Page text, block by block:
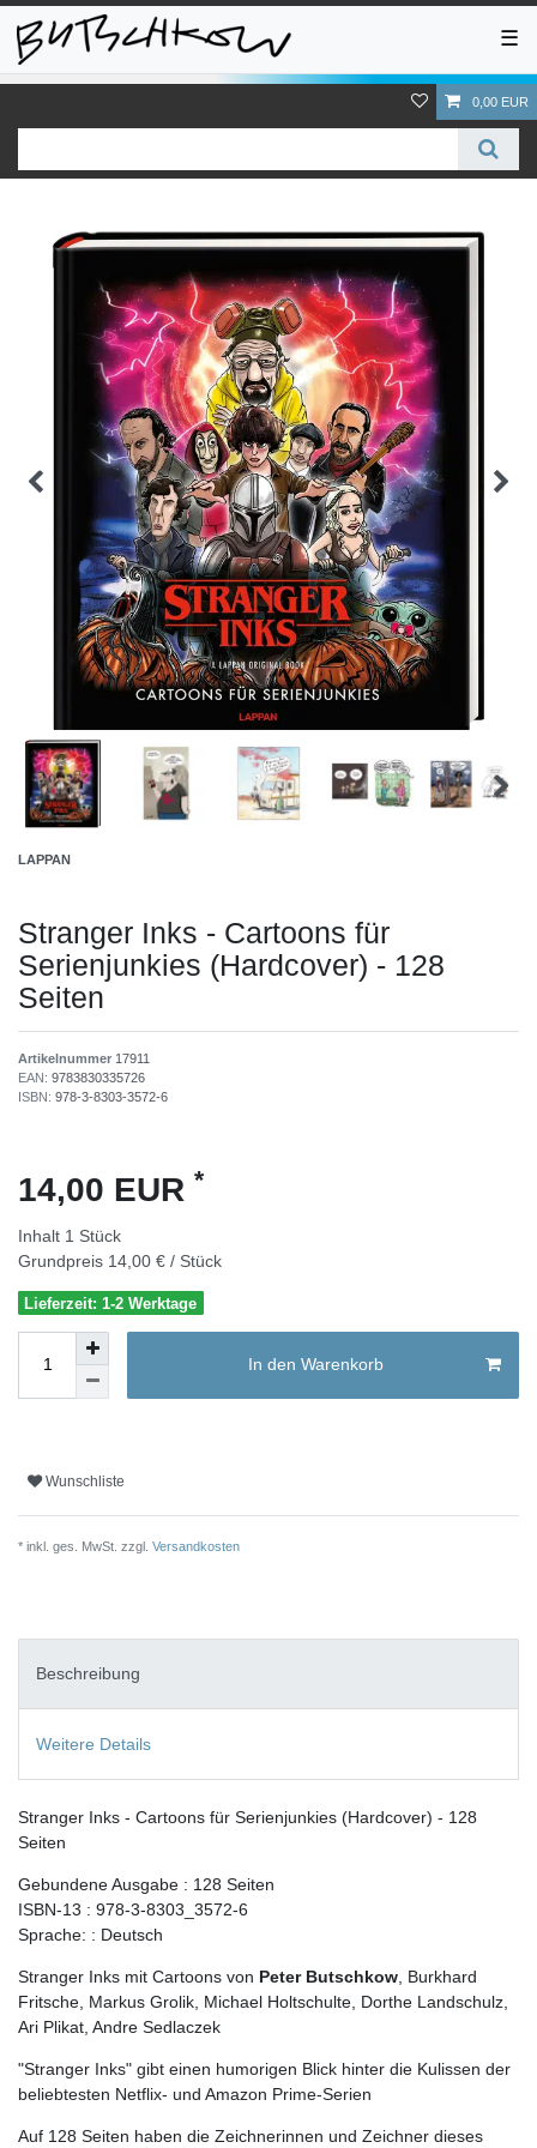
☰
0,00 EUR
LAPPAN
Stranger Inks - Cartoons für
Serienjunkies (Hardcover) - 128
Seiten
Artikelnummer 17911
EAN: 9783830335726
ISBN: 978-3-8303-3572-6
14,00 EUR *
Inhalt 1 Stück
Grundpreis 14,00 € / Stück
Lieferzeit: 1-2 Werktage
In den Warenkorb
Wunschliste
* inkl. ges. MwSt. zzgl. Versandkosten
Beschreibung
Weitere Details
Stranger Inks - Cartoons für Serienjunkies (Hardcover) - 128
Seiten
Gebundene Ausgabe : 128 Seiten
ISBN-13 : 978-3-8303_3572-6
Sprache: : Deutsch
Stranger Inks mit Cartoons von Peter Butschkow , Burkhard
Fritsche, Markus Grolik, Michael Holtschulte, Dorthe Landschulz,
Ari Plikat, Andre Sedlaczek
"Stranger Inks" gibt einen humorigen Blick hinter die Kulissen der
beliebtesten Netflix- und Amazon Prime-Serien
Auf 128 Seiten haben die Zeichnerinnen und Zeichner dieses